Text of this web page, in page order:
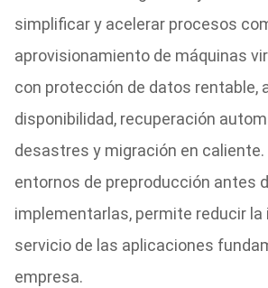
simplificar y acelerar procesos
aprovisionamiento de máquinas
con protección de datos rentable,
disponibilidad, recuperación
desastres y migración en caliente.
entornos de preproducción antes
implementarlas, permite reducir la
servicio de las aplicaciones
empresa.